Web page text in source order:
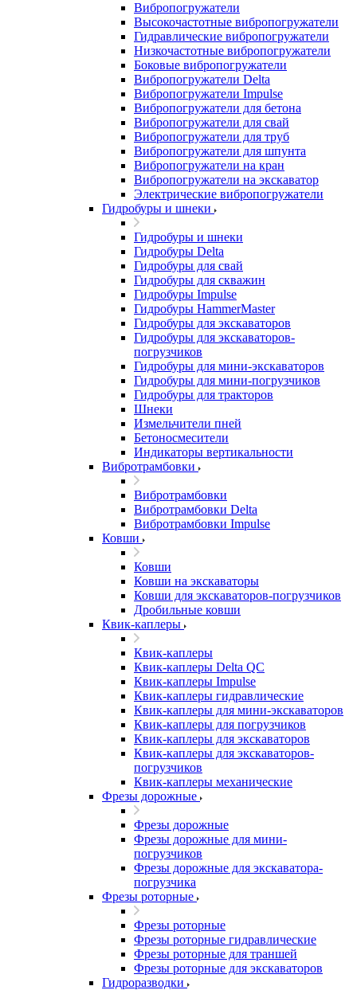
Вибропогружатели
Высокочастотные вибропогружатели
Гидравлические вибропогружатели
Низкочастотные вибропогружатели
Боковые вибропогружатели
Вибропогружатели Delta
Вибропогружатели Impulse
Вибропогружатели для бетона
Вибропогружатели для свай
Вибропогружатели для труб
Вибропогружатели для шпунта
Вибропогружатели на кран
Вибропогружатели на экскаватор
Электрические вибропогружатели
Гидробуры и шнеки
Гидробуры и шнеки
Гидробуры Delta
Гидробуры для свай
Гидробуры для скважин
Гидробуры Impulse
Гидробуры HammerMaster
Гидробуры для экскаваторов
Гидробуры для экскаваторов-
погрузчиков
Гидробуры для мини-экскаваторов
Гидробуры для мини-погрузчиков
Гидробуры для тракторов
Шнеки
Измельчители пней
Бетоносмесители
Индикаторы вертикальности
Вибротрамбовки
Вибротрамбовки
Вибротрамбовки Delta
Вибротрамбовки Impulse
Ковши
Ковши
Ковши на экскаваторы
Ковши для экскаваторов-погрузчиков
Дробильные ковши
Квик-каплеры
Квик-каплеры
Квик-каплеры Delta QC
Квик-каплеры Impulse
Квик-каплеры гидравлические
Квик-каплеры для мини-экскаваторов
Квик-каплеры для погрузчиков
Квик-каплеры для экскаваторов
Квик-каплеры для экскаваторов-
погрузчиков
Квик-каплеры механические
Фрезы дорожные
Фрезы дорожные
Фрезы дорожные для мини-
погрузчиков
Фрезы дорожные для экскаватора-
погрузчика
Фрезы роторные
Фрезы роторные
Фрезы роторные гидравлические
Фрезы роторные для траншей
Фрезы роторные для экскаваторов
Гидроразводки